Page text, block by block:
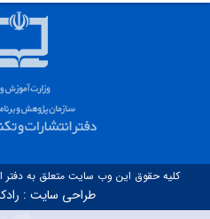
کلیه حقوق این وب سایت متعلق به دفتر
طراحی سایت :